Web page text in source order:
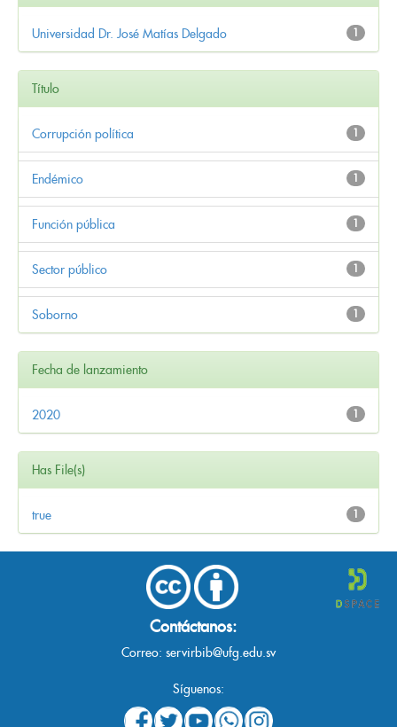
1
Universidad Dr. José Matías Delgado
Título
1
Corrupción política
1
Endémico
1
Función pública
1
Sector público
1
Soborno
Fecha de lanzamiento
1
2020
Has File(s)
1
true
Contáctanos:
Correo: servirbib@ufg.edu.sv
Síguenos: